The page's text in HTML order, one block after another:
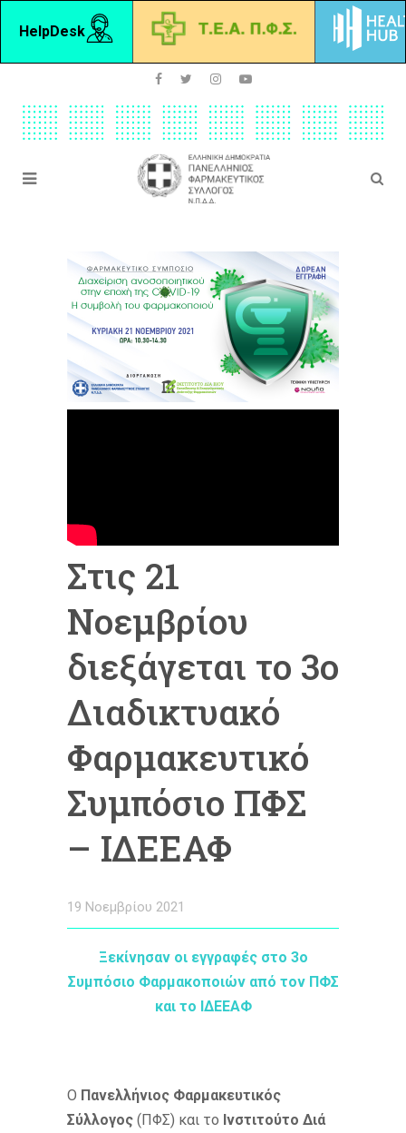
HelpDesk
Στις 21
Νοεμβρίου
διεξάγεται το 3ο
Διαδικτυακό
Φαρμακευτικό
Συμπόσιο ΠΦΣ
– ΙΔΕΕΑΦ
19 Νοεμβρίου 2021
Ξεκίνησαν οι εγγραφές στο 3ο
Συμπόσιο Φαρμακοποιών από τον ΠΦΣ
και το ΙΔΕΕΑΦ
Ο Πανελλήνιος Φαρμακευτικός
Σύλλογος (ΠΦΣ) και το Ινστιτούτο Διά